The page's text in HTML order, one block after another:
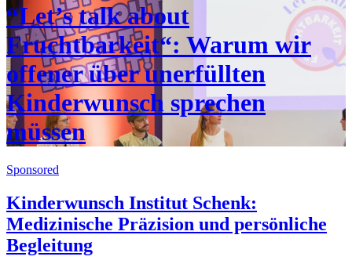
“Let’s talk about
Fruchtbarkeit“: Warum wir
offener über unerfüllten
Kinderwunsch sprechen
müssen
Sponsored
Kinderwunsch Institut Schenk:
Medizinische Präzision und persönliche
Begleitung